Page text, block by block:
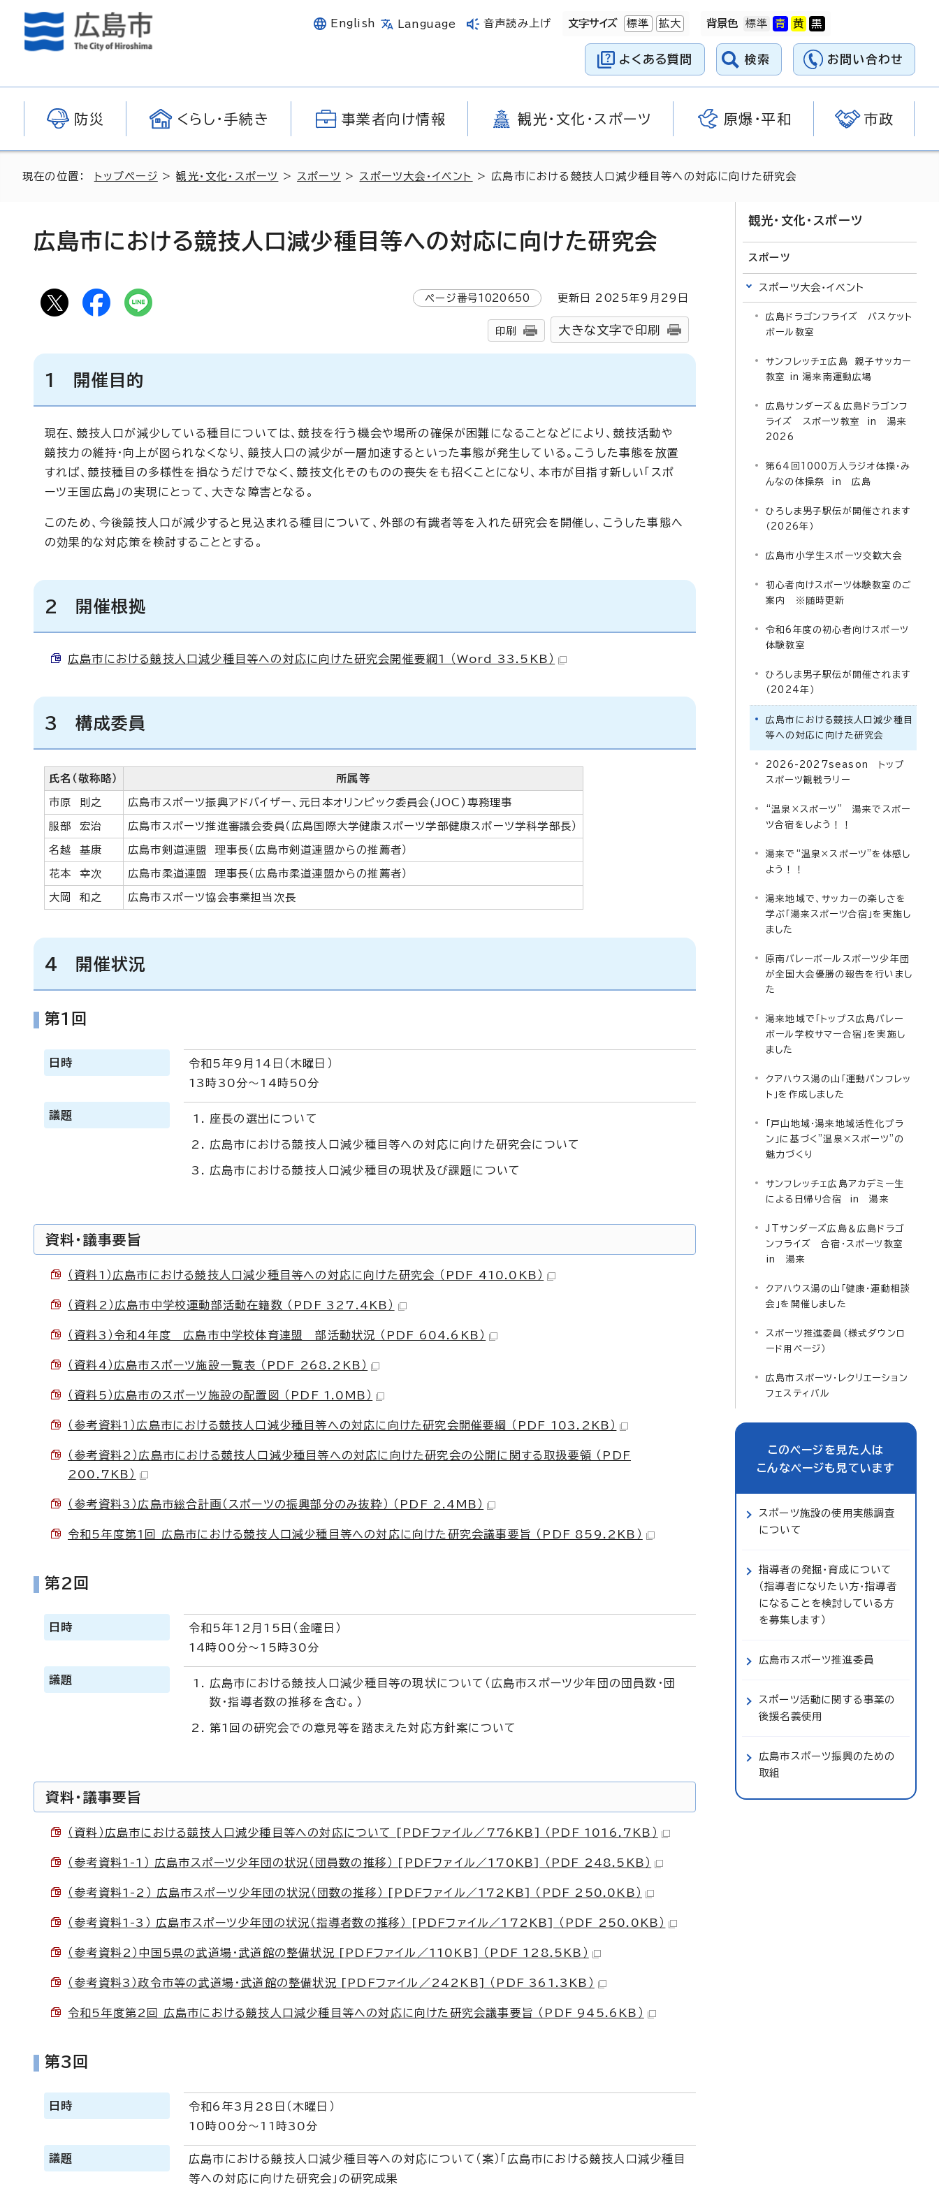
English Language 音声読み上げ 文字サイズ 標準 拡大 背景色
よくある質問 検索 お問い合わせ
防災 くらし・手続き 事業者向け情報 観光・文化・スポーツ 原爆・平和 市政
現在の位置： トップページ >観光・文化・スポーツ > スポーツ > スポーツ大会・イベント > 広島市における競技人口減少種目等への対応に向けた研究会
広島市における競技人口減少種目等への対応に向けた研究会
ページ番号1020650 更新日 2025年9月 29 日
印刷 大きな文字で印刷
1 開催目的
現在、競技人口が減少している種目については、競技を行う機会や場所の確保が困難になることなどにより、競技活動や
競技力の維持・向上が図られなくなり、競技人口の減少が一層加速するといった事態が発生している。こうした事態を放置
すれば、競技種目の多様性を損なうだけでなく、競技文化そのものの喪失をも招くことになり、本市が目指す新しい「スポ
ーツ王国広島」の実現にとって、大きな障害となる。
このため、今後競技人口が減少すると見込まれる種目について、外部の有識者等を入れた研究会を開催し、こうした事態へ
の効果的な対応策を検討することとする。
2 開催根拠
広島市における競技人口減少種目等への対応に向けた研究会開催要綱1 （Word 33.5KB）
3 構成委員
氏名（敬称略） 所属等
市原 則之 広島市スポーツ振興アドバイザー、元日本オリンピック委員会(JOC)専務理事
服部 宏治 広島市スポーツ推進審議会委員（広島国際大学健康スポーツ学部健康スポーツ学科学部長）
名越 基康 広島市剣道連盟 理事長（広島市剣道連盟からの推薦者）
花本 幸次 広島市柔道連盟 理事長（広島市柔道連盟からの推薦者）
大岡 和之 広島市スポーツ協会事業担当次長
4 開催状況
第1回
日時
令和5年9月14日（木曜日）
13時30分～14時50分
議題 座長の選出について
広島市における競技人口減少種目等への対応に向けた研究会について
広島市における競技人口減少種目の現状及び課題について
資料・議事要旨
（資料1）広島市における競技人口減少種目等への対応に向けた研究会 （PDF 410.0KB）
（資料2）広島市中学校運動部活動在籍数 （PDF 327.4KB）
（資料3）令和4年度 広島市中学校体育連盟 部活動状況 （PDF 604.6KB）
（資料4）広島市スポーツ施設一覧表 （PDF 268.2KB）
（資料5）広島市のスポーツ施設の配置図 （PDF 1.0MB）
（参考資料1）広島市における競技人口減少種目等への対応に向けた研究会開催要綱 （PDF 103.2KB）
（参考資料2）広島市における競技人口減少種目等への対応に向けた研究会の公開に関する取扱要領 （PDF
200.7KB）
（参考資料3）広島市総合計画（スポーツの振興部分のみ抜粋） （PDF 2.4MB）
令和5年度第1回 広島市における競技人口減少種目等への対応に向けた研究会議事要旨 （PDF 859.2KB）
第2回
日時
令和5年12月15日（金曜日）
14時00分～15時30分
議題
広島市における競技人口減少種目等の現状について（広島市スポーツ少年団の団員数・団
数・指導者数の推移を含む。）
第1回の研究会での意見等を踏まえた対応方針案について
資料・議事要旨
（資料）広島市における競技人口減少種目等への対応について [PDFファイル／776KB] （PDF 1016.7KB）
（参考資料1-1） 広島市スポーツ少年団の状況（団員数の推移） [PDFファイル／170KB] （PDF 248.5KB）
（参考資料1-2） 広島市スポーツ少年団の状況（団数の推移） [PDFファイル／172KB] （PDF 250.0KB）
（参考資料1-3） 広島市スポーツ少年団の状況（指導者数の推移） [PDFファイル／172KB] （PDF 250.0KB）
（参考資料2）中国5県の武道場・武道館の整備状況 [PDFファイル／110KB] （PDF 128.5KB）
（参考資料3）政令市等の武道場・武道館の整備状況 [PDFファイル／242KB] （PDF 361.3KB）
令和5年度第2回 広島市における競技人口減少種目等への対応に向けた研究会議事要旨 （PDF 945.6KB）
第3回
日時
令和6年3月28日（木曜日）
10時00分～11時30分
議題
広島市における競技人口減少種目等への対応について（案）「広島市における競技人口減少種目
等への対応に向けた研究会」の研究成果
観光・文化・スポーツ
スポーツ
スポーツ大会・イベント
広島ドラゴンフライズ バスケット
ボール教室
サンフレッチェ広島 親子サッカー
教室 in 湯来南運動広場
広島サンダーズ＆広島ドラゴンフ
ライズ スポーツ教室 in 湯来
2026
第64回1000万人ラジオ体操・み
んなの体操祭 in 広島
ひろしま男子駅伝が開催されます
（2026年）
広島市小学生スポーツ交歓大会
初心者向けスポーツ体験教室のご
案内 ※随時更新
令和6年度の初心者向けスポーツ
体験教室
ひろしま男子駅伝が開催されます
（2024年）
広島市における競技人口減少種目
等への対応に向けた研究会
2026-2027season トップ
スポーツ観戦ラリー
“温泉×スポーツ” 湯来でスポー
ツ合宿をしよう！！
湯来で“温泉×スポーツ”を体感し
よう！！
湯来地域で、サッカーの楽しさを
学ぶ「湯来スポーツ合宿」を実施し
ました
原南バレーボールスポーツ少年団
が全国大会優勝の報告を行いまし
た
湯来地域で「トップス広島バレー
ボール学校サマー合宿」を実施し
ました
クアハウス湯の山「運動パンフレッ
ト」を作成しました
「戸山地域・湯来地域活性化プラ
ン」に基づく”温泉×スポーツ”の
魅力づくり
サンフレッチェ広島アカデミー生
による日帰り合宿 in 湯来
JTサンダーズ広島＆広島ドラゴ
ンフライズ 合宿・スポーツ教室
in 湯来
クアハウス湯の山「健康・運動相談
会」を開催しました
スポーツ推進委員（様式ダウンロ
ード用ページ）
広島市スポーツ・レクリエーション
フェスティバル
このページを見た人は
こんなページも見ています
スポーツ施設の使用実態調査
について
指導者の発掘・育成について
（指導者になりたい方・指導者
になることを検討している方
を募集します）
広島市スポーツ推進委員
スポーツ活動に関する事業の
後援名義使用
広島市スポーツ振興のための
取組